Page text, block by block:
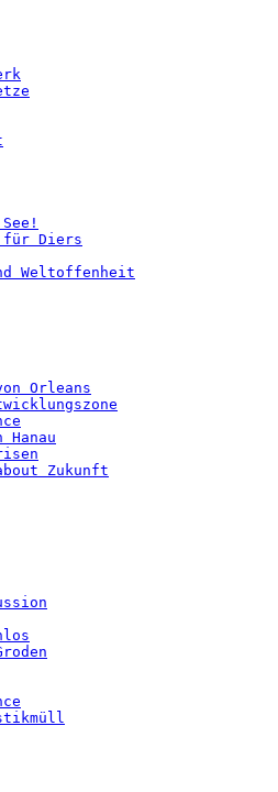
für Diers
Weltoffenheit
Orleans
Zukunft